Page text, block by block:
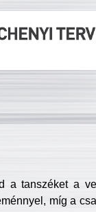
a tanszéket a
míg a